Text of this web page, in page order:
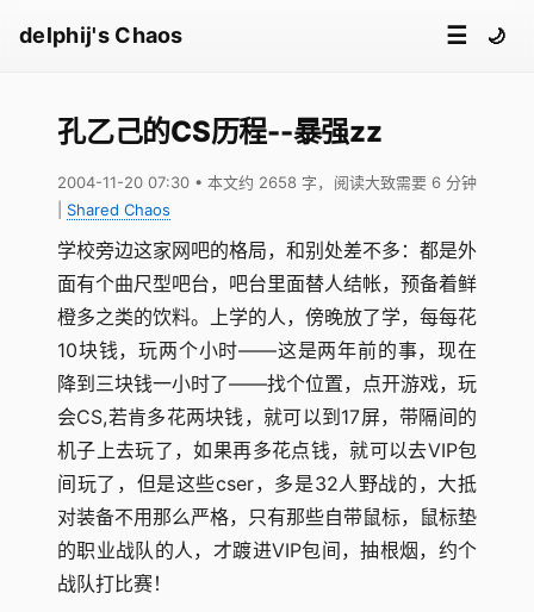
delphij's Chaos ☰ 🌙
孔乙己的CS历程--暴强zz
2004-11-20 07:30 • 本文约 2658 字，阅读大致需要 6 分钟
Shared Chaos
学校旁边这家网吧的格局，和别处差不多：都是外
面有个曲尺型吧台，吧台里面替人结帐，预备着鲜
橙多之类的饮料。上学的人，傍晚放了学，每每花
10块钱，玩两个小时――这是两年前的事，现在
降到三块钱一小时了――找个位置，点开游戏，玩
会CS,若肯多花两块钱，就可以到17屏，带隔间的
机子上去玩了，如果再多花点钱，就可以去VIP包
间玩了，但是这些cser，多是32人野战的，大抵
对装备不用那么严格，只有那些自带鼠标，鼠标垫
的职业战队的人，才踱进VIP包间，抽根烟，约个
战队打比赛！